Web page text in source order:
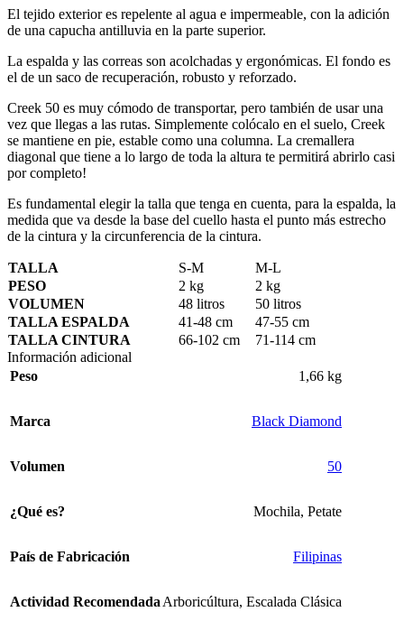
El tejido exterior es repelente al agua e impermeable, con la adición
de una capucha antilluvia en la parte superior.
La espalda y las correas son acolchadas y ergonómicas. El fondo es
el de un saco de recuperación, robusto y reforzado.
Creek 50 es muy cómodo de transportar, pero también de usar una
vez que llegas a las rutas. Simplemente colócalo en el suelo, Creek
se mantiene en pie, estable como una columna. La cremallera
diagonal que tiene a lo largo de toda la altura te permitirá abrirlo casi
por completo!
Es fundamental elegir la talla que tenga en cuenta, para la espalda, la
medida que va desde la base del cuello hasta el punto más estrecho
de la cintura y la circunferencia de la cintura.
TALLA S-M
M-L
PESO
2 kg
2 kg
VOLUMEN
48 litros
50 litros
TALLA ESPALDA
41-48 cm
47-55 cm
TALLA CINTURA
66-102 cm
71-114 cm
Información adicional
Peso
1,66 kg
Marca Black Diamond
Volumen 50
¿Qué es? Mochila, Petate
País de Fabricación Filipinas
Actividad Recomendada Arboricúltura, Escalada Clásica